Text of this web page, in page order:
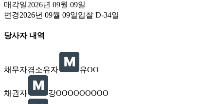
매각일2026년 09월 09일
변경2026년 09월 09일입찰 D-34일
당사자 내역
채무자겸소유자 유OO
채권자 강OOOOOOOOO